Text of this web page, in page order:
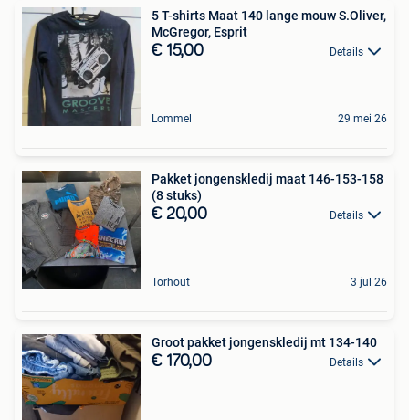
5 T-shirts Maat 140 lange mouw S.Oliver,
McGregor, Esprit
€ 15,00 Details
Lommel 29 mei 26
Pakket jongenskledij maat 146-153-158
(8 stuks)
€ 20,00 Details
Torhout 3 jul 26
Groot pakket jongenskledij mt 134-140
€ 170,00 Details